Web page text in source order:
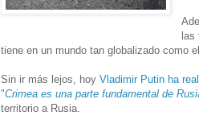
las
tiene en un mundo tan globalizado como
Sin ir más lejos, hoy Vladimir Putin ha
"Crimea es una parte fundamental de
territorio a Rusia.